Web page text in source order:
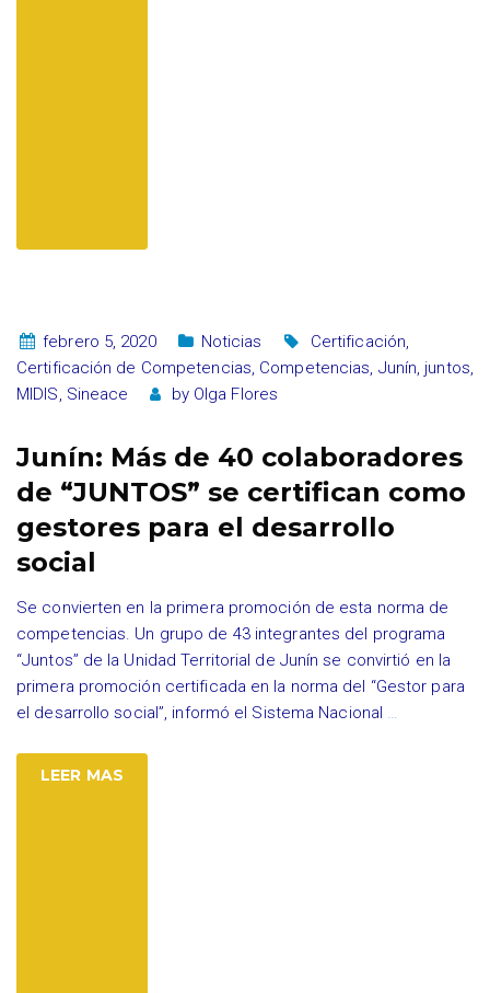
febrero 5, 2020 Noticias Certificación,
Certificación de Competencias, Competencias, Junín, juntos,
MIDIS, Sineace by Olga Flores
Junín: Más de 40 colaboradores
de “JUNTOS” se certifican como
gestores para el desarrollo
social
Se convierten en la primera promoción de esta norma de
competencias. Un grupo de 43 integrantes del programa
“Juntos” de la Unidad Territorial de Junín se convirtió en la
primera promoción certificada en la norma del “Gestor para
el desarrollo social”, informó el Sistema Nacional …
LEER MAS